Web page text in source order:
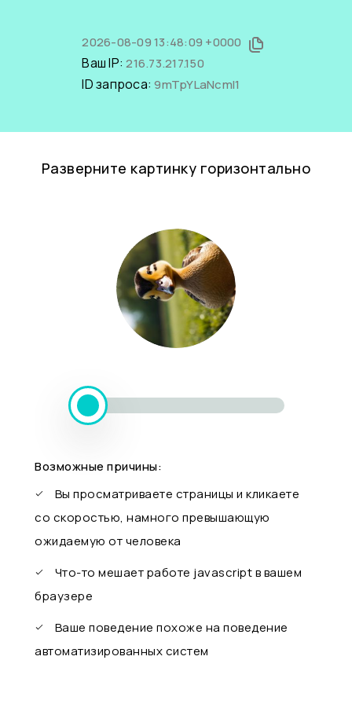
2026-08-09 13:48:09 +0000
Ваш IP:216.73.217.150
ID запроса:9mTpYLaNcmI1
Разверните картинку горизонтально
Возможные причины:
Вы просматриваете страницы и кликаете
со скоростью, намного превышающую
ожидаемую от человека
Что-то мешает работе javascript в вашем
браузере
Ваше поведение похоже на поведение
автоматизированных систем